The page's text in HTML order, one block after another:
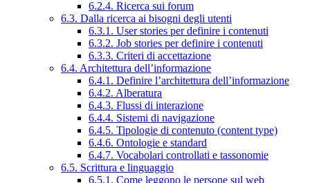
6.2.4. Ricerca sui forum
6.3. Dalla ricerca ai bisogni degli utenti
6.3.1. User stories per definire i contenuti
6.3.2. Job stories per definire i contenuti
6.3.3. Criteri di accettazione
6.4. Architettura dell’informazione
6.4.1. Definire l’architettura dell’informazione
6.4.2. Alberatura
6.4.3. Flussi di interazione
6.4.4. Sistemi di navigazione
6.4.5. Tipologie di contenuto (content type)
6.4.6. Ontologie e standard
6.4.7. Vocabolari controllati e tassonomie
6.5. Scrittura e linguaggio
6.5.1. Come leggono le persone sul web